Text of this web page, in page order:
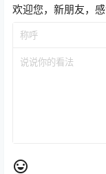
欢迎您，新朋友，感